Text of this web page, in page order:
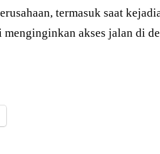
termasuk saat
menginginkan akses jalan di